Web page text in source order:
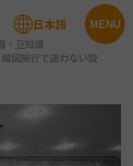
MENU
日本語
・豆知識
国旅行で迷わない設